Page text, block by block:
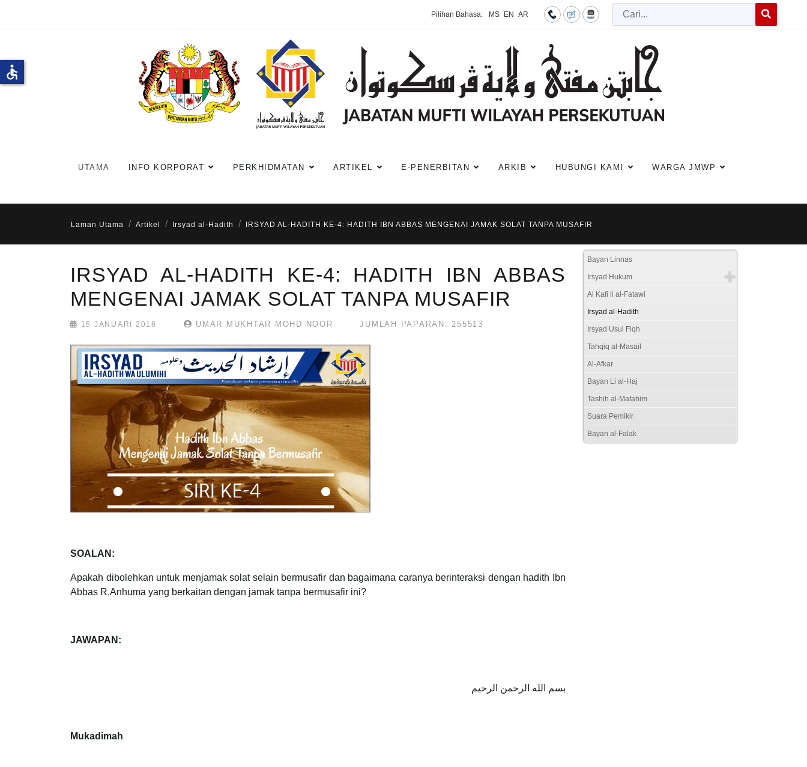
Pilihan Bahasa: MS EN AR
Cari
UTAMA INFO KORPORAT PERKHIDMATAN ARTIKEL E-PENERBITAN ARKIB HUBUNGI KAMI WARGA JMWP
Laman Utama Artikel Irsyad al-Hadith IRSYAD AL-HADITH KE-4: HADITH IBN ABBAS MENGENAI JAMAK SOLAT TANPA MUSAFIR
IRSYAD AL-HADITH KE-4: HADITH IBN ABBAS
MENGENAI JAMAK SOLAT TANPA MUSAFIR
15 JANUARI 2016 UMAR MUKHTAR MOHD NOOR JUMLAH PAPARAN: 255513
SOALAN:
Apakah dibolehkan untuk menjamak solat selain bermusafir dan bagaimana caranya berinteraksi dengan hadith Ibn
Abbas R.Anhuma yang berkaitan dengan jamak tanpa bermusafir ini?
JAWAPAN:
بسم الله الرحمن الرحيم
Mukadimah
Bayan Linnas
Irsyad Hukum
Al Kafi li al-Fatawi
Irsyad al-Hadith
Irsyad Usul Fiqh
Tahqiq al-Masail
Al-Afkar
Bayan Li al-Haj
Tashih al-Mafahim
Suara Pemikir
Bayan al-Falak
accessible